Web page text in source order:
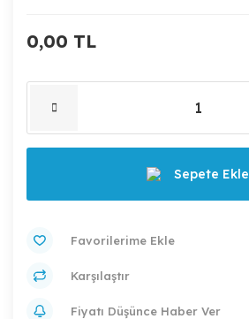
0,00 TL
Sepete Ekle
Karşılaştır
Fiyatı Düşünce Haber Ver